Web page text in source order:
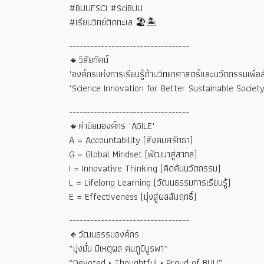
#BUUFSCI #SciBUU
#เรียนวิทย์ติดทะเล 🏖🏝
----------------------------------
🔸วิสัยทัศน์
"องค์กรแห่งการเรียนรู้ด้านวิทยาศาสตร์และนวัตกรรมเพื่
"Science Innovation for Better Sustainable
----------------------------------
🔸ค่านิยมองค์กร "AGILE"
A = Accountability (สังคมศรัทธา)
G = Global Mindset (พัฒนาสู่สากล)
I = Innovative Thinking (คิดค้นนวัตกรรม)
L = Lifelong Learning (วัฒนธรรมการเรียนรู้)
E = Effectiveness (มุ่งสู่ผลสัมฤทธิ์)
----------------------------------
🔸วัฒนธรรมองค์กร :
“มุ่งมั่น มีเหตุผล คนภูมิบูรพา”